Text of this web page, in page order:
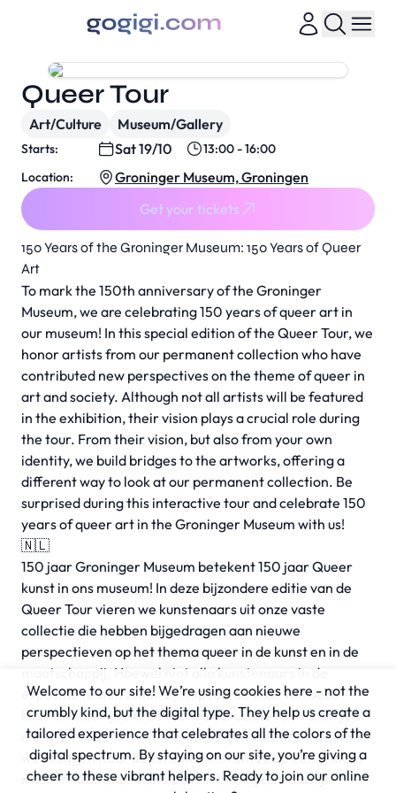
150 Years of the Groninger Museum: 150 Years of Queer
Art
To mark the 150th anniversary of the Groninger
Museum, we are celebrating 150 years of queer art in
our museum! In this special edition of the Queer Tour, we
honor artists from our permanent collection who have
contributed new perspectives on the theme of queer in
art and society. Although not all artists will be featured
in the exhibition, their vision plays a crucial role during
the tour. From their vision, but also from your own
identity, we build bridges to the artworks, offering a
different way to look at our permanent collection. Be
surprised during this interactive tour and celebrate 150
years of queer art in the Groninger Museum with us!
🇳🇱
150 jaar Groninger Museum betekent 150 jaar Queer
kunst in ons museum! In deze bijzondere editie van de
Queer Tour vieren we kunstenaars uit onze vaste
collectie die hebben bijgedragen aan nieuwe
perspectieven op het thema queer in de kunst en in de
maatschappij. Hoewel niet alle kunstenaars in de
expositie te zien zullen zijn, speelt de visie van deze
kunstenaars tijdens de tour een cruciale rol. Vanuit juist
die visie, maar ook vanuit jouw eigen identiteit, bouwen
we bruggen naar de kunstwerken om zo op een andere
manier naar onze vaste collectie te kijken. Laat je
Queer Tour
Art/Culture Museum/Gallery
Starts: Sat 19/10
13:00 - 16:00
Location:
Groninger Museum, Groningen
Get your tickets
Welcome to our site! We’re using cookies here - not the
crumbly kind, but the digital type. They help us create a
tailored experience that celebrates all the colors of the
digital spectrum. By staying on our site, you’re giving a
cheer to these vibrant helpers. Ready to join our online